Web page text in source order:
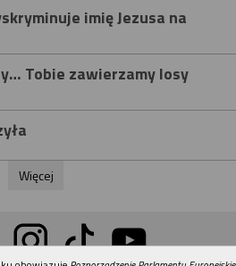
imię Jezusa na
Tobie zawierzamy losy
Więcej